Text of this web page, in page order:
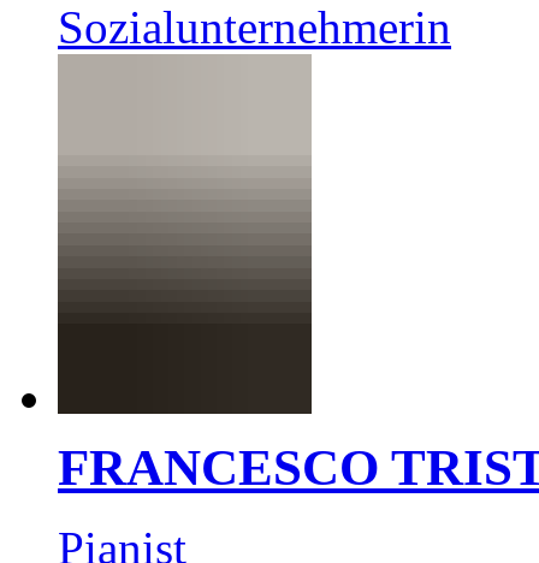
Sozialunternehmerin
FRANCESCO
Pianist